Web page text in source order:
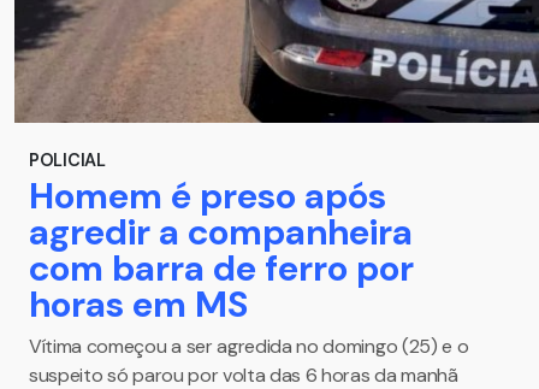
POLICIAL
Homem é preso após
agredir a companheira
com barra de ferro por
horas em MS
Vítima começou a ser agredida no domingo (25) e o
suspeito só parou por volta das 6 horas da manhã